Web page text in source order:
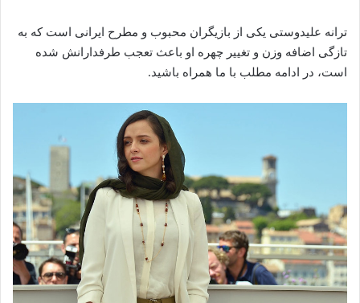
ترانه علیدوستی یکی از بازیگران محبوب و مطرح ایرانی است که به
تازگی اضافه وزن و تغییر چهره او باعث تعجب طرفدارانش شده
است، در ادامه مطلب با ما همراه باشید.